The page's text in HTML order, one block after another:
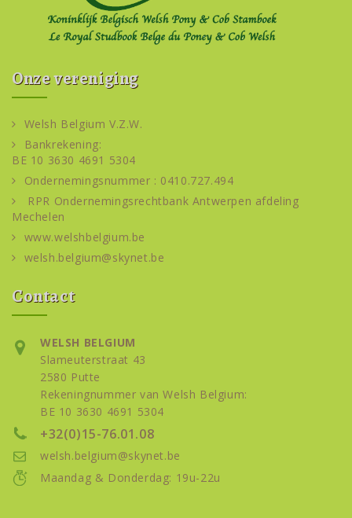
Onze vereniging
Welsh Belgium V.Z.W.
Bankrekening:
BE 10 3630 4691 5304
Ondernemingsnummer : 0410.727.494
RPR Ondernemingsrechtbank Antwerpen afdeling
Mechelen
www.welshbelgium.be
welsh.belgium@skynet.be
Contact
WELSH BELGIUM
Slameuterstraat 43
2580 Putte
Rekeningnummer van Welsh Belgium:
BE 10 3630 4691 5304
+32(0)15-76.01.08
welsh.belgium@skynet.be
Maandag & Donderdag: 19u-22u